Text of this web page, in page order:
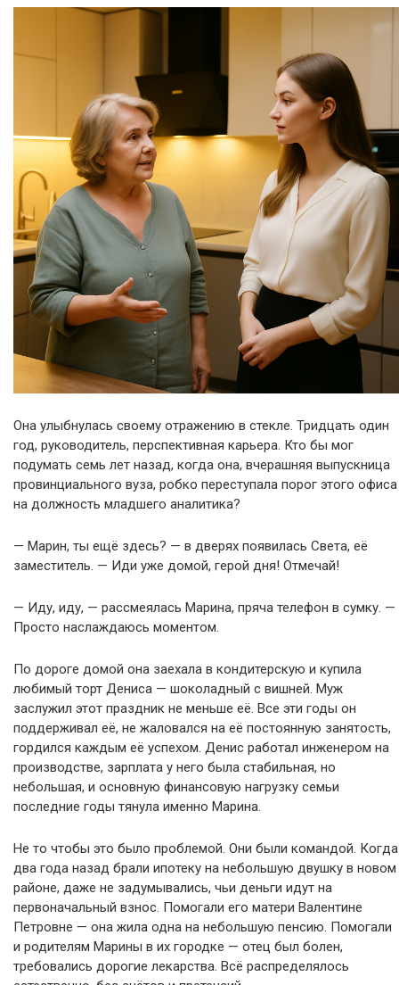
Она улыбнулась своему отражению в стекле. Тридцать один
год, руководитель, перспективная карьера. Кто бы мог
подумать семь лет назад, когда она, вчерашняя выпускница
провинциального вуза, робко переступала порог этого офиса
на должность младшего аналитика?
— Марин, ты ещё здесь? — в дверях появилась Света, её
заместитель. — Иди уже домой, герой дня! Отмечай!
— Иду, иду, — рассмеялась Марина, пряча телефон в сумку. —
Просто наслаждаюсь моментом.
По дороге домой она заехала в кондитерскую и купила
любимый торт Дениса — шоколадный с вишней. Муж
заслужил этот праздник не меньше её. Все эти годы он
поддерживал её, не жаловался на её постоянную занятость,
гордился каждым её успехом. Денис работал инженером на
производстве, зарплата у него была стабильная, но
небольшая, и основную финансовую нагрузку семьи
последние годы тянула именно Марина.
Не то чтобы это было проблемой. Они были командой. Когда
два года назад брали ипотеку на небольшую двушку в новом
районе, даже не задумывались, чьи деньги идут на
первоначальный взнос. Помогали его матери Валентине
Петровне — она жила одна на небольшую пенсию. Помогали
и родителям Марины в их городке — отец был болен,
требовались дорогие лекарства. Всё распределялось